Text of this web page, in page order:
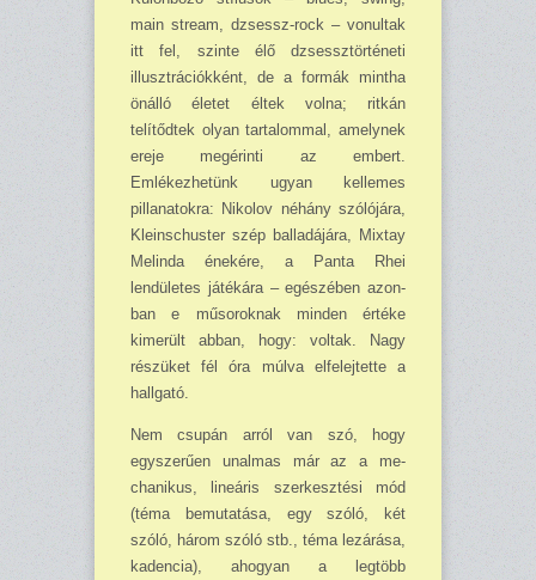
main stream, dzsessz-rock – vonultak
itt fel, szinte élő dzsessztörténeti
illusztrációkként, de a formák mintha
önálló életet éltek volna; ritkán
telítődtek olyan tar­talommal, amelynek
ereje megérin­ti az em­bert.
Emlékezhetünk ugyan kellemes
pillanatokra: Nikolov né­hány szólójára,
Kleinschuster szép balladájára, Mixtay
Melinda éneké­re, a Panta Rhei
lendületes játékára – egészében azon­
ban e műsoroknak minden értéke
kimerült abban, hogy: voltak. Nagy
részüket fél óra múlva elfelejtette a
hallgató.
Nem csupán arról van szó, hogy
egyszerűen unalmas már az a me­
chanikus, lineáris szer­kesztési mód
(téma bemutatása, egy szóló, két
szóló, három szóló stb., téma lezárá­sa,
kadencia), ahogyan a legtöbb